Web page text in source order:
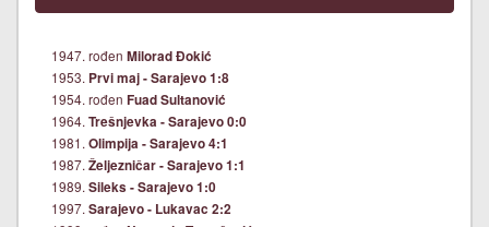
1947. rođen Milorad Đokić
1953. Prvi maj - Sarajevo 1:8
1954. rođen Fuad Sultanović
1964. Trešnjevka - Sarajevo 0:0
1981. Olimpija - Sarajevo 4:1
1987. Željezničar - Sarajevo 1:1
1989. Sileks - Sarajevo 1:0
1997. Sarajevo - Lukavac 2:2